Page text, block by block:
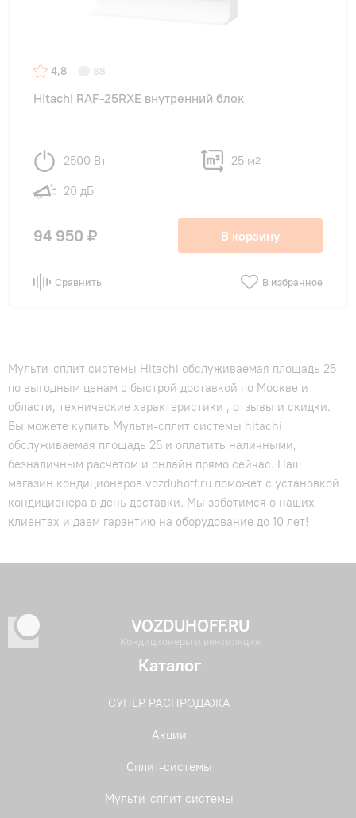
4,8 88
Hitachi RAF-25RXE внутренний блок
2500 Вт 25 м2
20 дБ
94 950 ₽ В корзину
Сравнить В избранное
Мульти-сплит системы Hitachi обслуживаемая площадь 25
по выгодным ценам с быстрой доставкой по Москве и
области, технические характеристики , отзывы и скидки.
Вы можете купить Мульти-сплит системы hitachi
обслуживаемая площадь 25 и оплатить наличными,
безналичным расчетом и онлайн прямо сейчас. Наш
магазин кондиционеров vozduhoff.ru поможет с установкой
кондиционера в день доставки. Мы заботимся о наших
клиентах и даем гарантию на оборудование до 10 лет!
VOZDUHOFF.RU
Кондиционеры и вентиляция
Каталог
СУПЕР РАСПРОДАЖА
Акции
Сплит-системы
Мульти-сплит системы